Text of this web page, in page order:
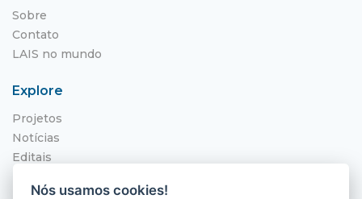
Sobre
Contato
LAIS no mundo
Explore
Projetos
Notícias
Editais
Nós usamos cookies!